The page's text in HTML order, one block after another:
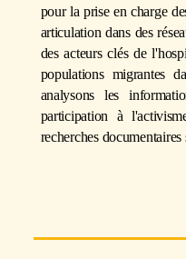
pour la prise en charge
articulation dans des
des acteurs clés de
populations migrantes
analysons les
participation à
recherches